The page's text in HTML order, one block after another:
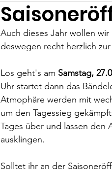
Auch dieses Jahr wollen
deswegen recht herzlich
Los geht's am Samstag,
Uhr startet dann das
Atmophäre werden mit
um den Tagessieg
Tages über und lassen den
ausklingen.
Solltet ihr an der